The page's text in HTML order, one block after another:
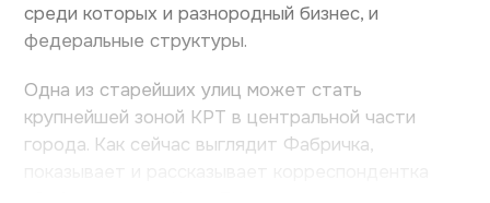
среди которых и разнородный бизнес, и
федеральные структуры.
Одна из старейших улиц может стать
крупнейшей зоной КРТ в центральной части
города. Как сейчас выглядит Фабричка,